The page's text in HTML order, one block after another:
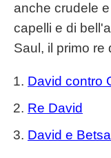
anche crudele
capelli e di
Saul, il primo re
David contro
Re David
David e